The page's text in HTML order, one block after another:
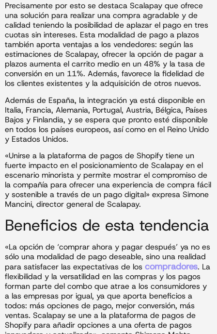
Precisamente por esto se destaca Scalapay que ofrece
una solución para realizar una compra agradable y de
calidad teniendo la posibilidad de aplazar el pago en tres
cuotas sin intereses. Esta modalidad de pago a plazos
también aporta ventajas a los vendedores: según las
estimaciones de Scalapay, ofrecer la opción de pagar a
plazos aumenta el carrito medio en un 48% y la tasa de
conversión en un 11%. Además, favorece la fidelidad de
los clientes existentes y la adquisición de otros nuevos.
Además de España, la integración ya está disponible en
Italia, Francia, Alemania, Portugal, Austria, Bélgica, Países
Bajos y Finlandia, y se espera que pronto esté disponible
en todos los países europeos, así como en el Reino Unido
y Estados Unidos.
«Unirse a la plataforma de pagos de Shopify tiene un
fuerte impacto en el posicionamiento de Scalapay en el
escenario minorista y permite mostrar el compromiso de
la compañía para ofrecer una experiencia de compra fácil
y sostenible a través de un pago digital» expresa Simone
Mancini, director general de Scalapay.
Beneficios de esta tendencia
«La opción de ‘comprar ahora y pagar después’ ya no es
sólo una modalidad de pago deseable, sino una realidad
para satisfacer las expectativas de los compradores. La
flexibilidad y la versatilidad en las compras y los pagos
forman parte del combo que atrae a los consumidores y
a las empresas por igual, ya que aporta beneficios a
todos: más opciones de pago, mejor conversión, más
ventas. Scalapay se une a la plataforma de pagos de
Shopify para añadir opciones a una oferta de pagos